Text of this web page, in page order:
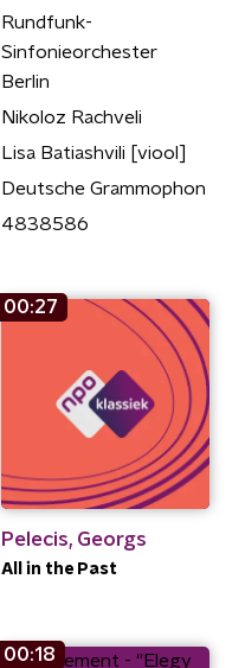
Rundfunk-
Sinfonieorchester
Berlin
Nikoloz Rachveli
Lisa Batiashvili [viool]
Deutsche Grammophon
4838586
00:27
Pelecis, Georgs
All in the Past
00:18